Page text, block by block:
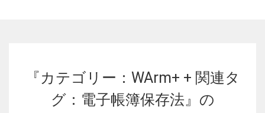
『カテゴリー：WArm+ + 関連タ
グ：電子帳簿保存法』の